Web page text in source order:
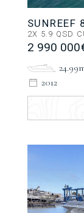
SUNREEF
2X 5.9 QSD
2 990
2012